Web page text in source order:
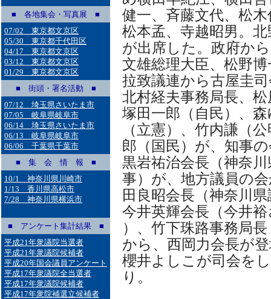
■ 各地集会・写真展 ■
07/02 東京都文京区
05/30 東京都千代田区
04/17 東京都文京区
03/12 東京都文京区
01/29 東京都文京区
■ 街頭・署名活動 ■
07/12 埼玉県さいたま市
07/05 岐阜県岐阜市
06/14 埼玉県さいたま市
06/13 岐阜県岐阜市
06/06 千葉県千葉市
■ 集 会 情 報 ■
10/1 神奈川県川崎市
1/13 香川県高松市
7/28 神奈川県横浜市
■ アンケート集計結果 ■
平成21年衆議院当選者
平成21年衆議院候補者
平成20年国会議員アンケート
平成17年衆議院全当選者
平成17年衆議院候補者
平成17年衆院補選立候補者
健一、斉藤文代、松
松本孟、寺越昭男。
が出席した。政府か
文雄総理大臣、松野
拉致議連から古屋圭
北村経夫事務局長、
塚田一郎（自民）、
（立憲）、竹内謙（
郎（国民）が、知事
黒岩祐治会長（神奈
事）が、地方議員の
田良昭会長（神奈川
今井英輝会長（今井
）、竹下珠路事務局
から、西岡力会長が
櫻井よしこが司会を
り。